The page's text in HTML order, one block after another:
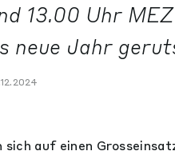
13.00 Uhr
neue Jahr
auf einen